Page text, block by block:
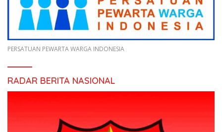
PERSATUAN PEWARTA WARGA INDONESIA
RADAR BERITA NASIONAL